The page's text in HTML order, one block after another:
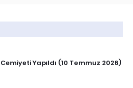
Yapıldı (10 Temmuz 2026)